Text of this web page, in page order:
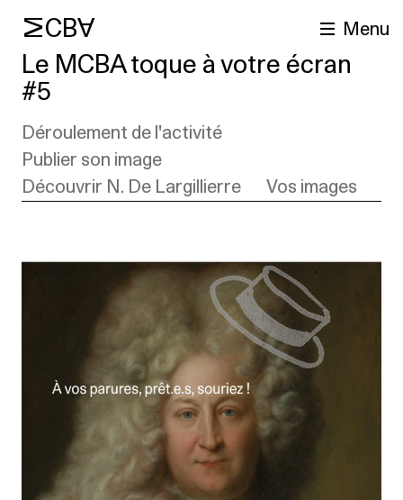
MCBA Menu
Le MCBA toque à votre écran
#5
Déroulement de l'activité
Publier son image
Découvrir N. De Largillierre
Vos images